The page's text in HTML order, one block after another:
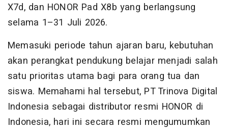
X7d, dan HONOR Pad X8b yang berlangsung
selama 1–31 Juli 2026.
Memasuki periode tahun ajaran baru, kebutuhan
akan perangkat pendukung belajar menjadi salah
satu prioritas utama bagi para orang tua dan
siswa. Memahami hal tersebut, PT Trinova Digital
Indonesia sebagai distributor resmi HONOR di
Indonesia, hari ini secara resmi mengumumkan